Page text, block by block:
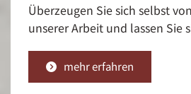
Überzeugen Sie sich selbst
unserer Arbeit und lassen Sie
mehr erfahren